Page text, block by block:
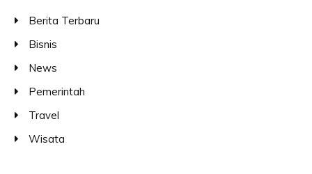
Berita Terbaru
Bisnis
News
Pemerintah
Travel
Wisata